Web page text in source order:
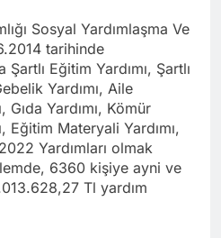
Sosyal Yardımlaşma Ve
tarihinde
Eğitim Yardımı, Şartlı
Yardımı, Aile
Gıda Yardımı, Kömür
Eğitim Materyali Yardımı,
Yardımları olmak
6360 kişiye ayni ve
Tl yardım